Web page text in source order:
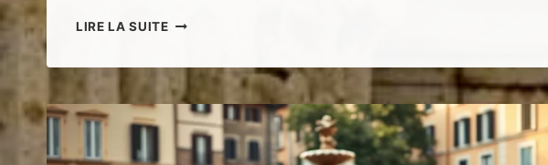
LIRE LA SUITEVOITURE
:
QUELS
SONT
LES